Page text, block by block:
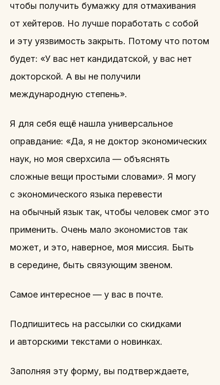
чтобы получить бумажку для отмахивания
от хейтеров. Но лучше поработать с собой
и эту уязвимость закрыть. Потому что потом
будет: «У вас нет кандидатской, у вас нет
докторской. А вы не получили
международную степень».
Я для себя ещё нашла универсальное
оправдание: «Да, я не доктор экономических
наук, но моя сверхсила — объяснять
сложные вещи простыми словами». Я могу
с экономического языка перевести
на обычный язык так, чтобы человек смог это
применить. Очень мало экономистов так
может, и это, наверное, моя миссия. Быть
в середине, быть связующим звеном.
Самое интересное — у вас в почте.
Подпишитесь на рассылки со скидками
и авторскими текстами о новинках.
Заполняя эту форму, вы подтверждаете,